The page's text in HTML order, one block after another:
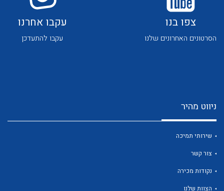
לכל מוצרי היצרן לכל מוצרי היצרן
לכל מוצרי היצרן לכל מוצרי היצרן
צפו בנו
הסרטונים האחרונים שלנו
עקבו אחרנו
עקבו להתעדכן
ניווט מהיר
שירותי תמיכה
צור קשר
נקודות מכירה
הצוות שלנו